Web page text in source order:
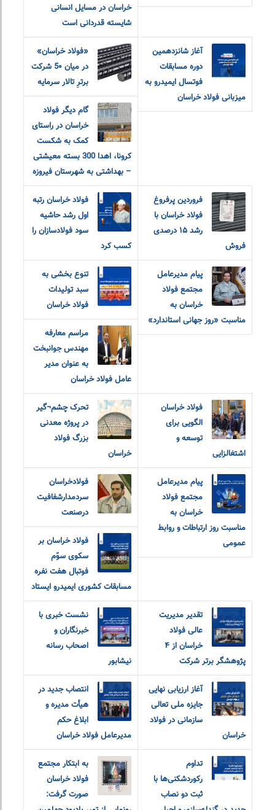
خراسان در مسایل انسانی
شایسته قدردانی است
آغاز شانزدهمین
دوره مسابقات
فوتسال ایمیدرو به
میزبانی فولاد خراسان
«فولاد خراسان»
در میان 5۰ شرکت
برترِ تالار سرمایه
گام دیگر فولاد
خراسان در راستای
کمک به شکست
کرونا، اهدا 300 بسته معیشتی
– بهداشتی به شهرستان فیروزه
فروردین پرفروغ
فولاد خراسان با
رشد ۱۵ درصدی
فروش
فولاد خراسان رتبه
اول رشد حاشیه
سود فولادسازان را
کسب کرد
پیام مدیرعامل
مجتمع فولاد
خراسان به
مناسبت «روز جهانی استاندارد»
تنوع بخشی به
سبد تولیدات
فولاد خراسان
مراسم معارفه
مهندس جوانبخت
به عنوان مدیر
عامل فولاد خراسان
فولاد خراسان
الگویی برای
توسعه و
اشتغالزایی
تحرک چشم¬گیر
در پروژه معدنی
بزرگ فولاد
خراسان
پیام مدیرعامل
مجتمع فولاد
خراسان به
مناسبت روز ارتباطات و روابط
عمومی
فولادخراسان
سردمدارشفافیت
درصنعت
فولاد خراسان بر
سکوی سوّم
فوتبال هفت نفره
مسابقات کشوری ایمیدرو ایستاد
تقدیر مدیریت
عالی فولاد
خراسان از ۴
پژوهشگر برتر شرکت
نشست خبری با
خبرنگاران و
اصحاب رسانه
نیشابور
آغاز ارزیابی نهایی
جایزه ملی تعالی
سازمانی در فولاد
خراسان
انتصاب جدید در
هیأت مدیره و
ابلاغ حکم
مدیرعامل فولاد خراسان
تداوم
رکوردشکنی‌ها با
ثبت دو نصاب
به ابتکار مجتمع
فولاد خراسان
صورت گرفت: